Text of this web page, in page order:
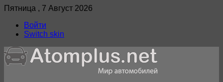
Пятница , 7 Август 2026
Войти
Switch skin